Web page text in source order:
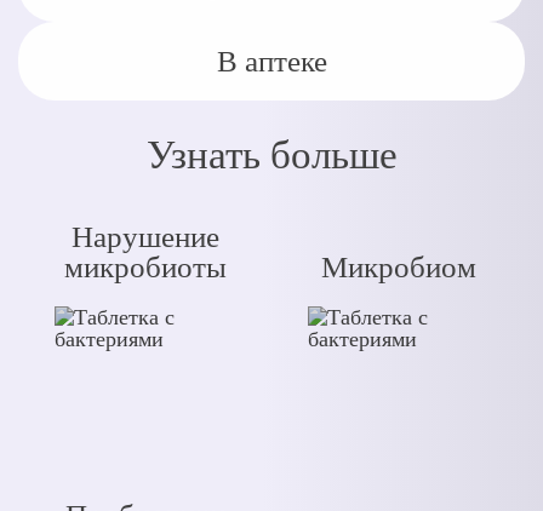
В аптеке
Узнать больше
Нарушение
микробиоты
Микробиом